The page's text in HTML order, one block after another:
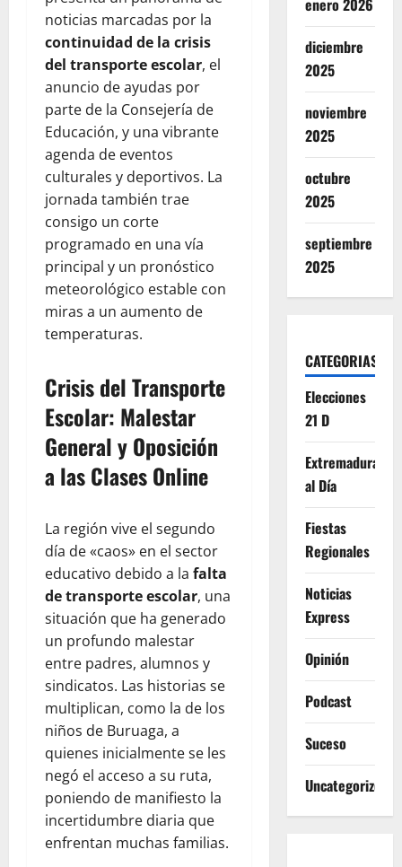
noticias marcadas por la
continuidad de la crisis
del transporte escolar, el
anuncio de ayudas por
parte de la Consejería de
Educación, y una vibrante
agenda de eventos
culturales y deportivos. La
jornada también trae
consigo un corte
programado en una vía
principal y un pronóstico
meteorológico estable con
miras a un aumento de
temperaturas.
Crisis del Transporte
Escolar: Malestar
General y Oposición
a las Clases Online
La región vive el segundo
día de «caos» en el sector
educativo debido a la falta
de transporte escolar, una
situación que ha generado
un profundo malestar
entre padres, alumnos y
sindicatos. Las historias se
multiplican, como la de los
niños de Buruaga, a
quienes inicialmente se les
negó el acceso a su ruta,
poniendo de manifiesto la
incertidumbre diaria que
enfrentan muchas familias.
enero 2026
diciembre
2025
noviembre
2025
octubre
2025
septiembre
2025
CATEGORIAS
Elecciones
21 D
Extremadura
al Día
Fiestas
Regionales
Noticias
Express
Opinión
Podcast
Suceso
Uncategorized